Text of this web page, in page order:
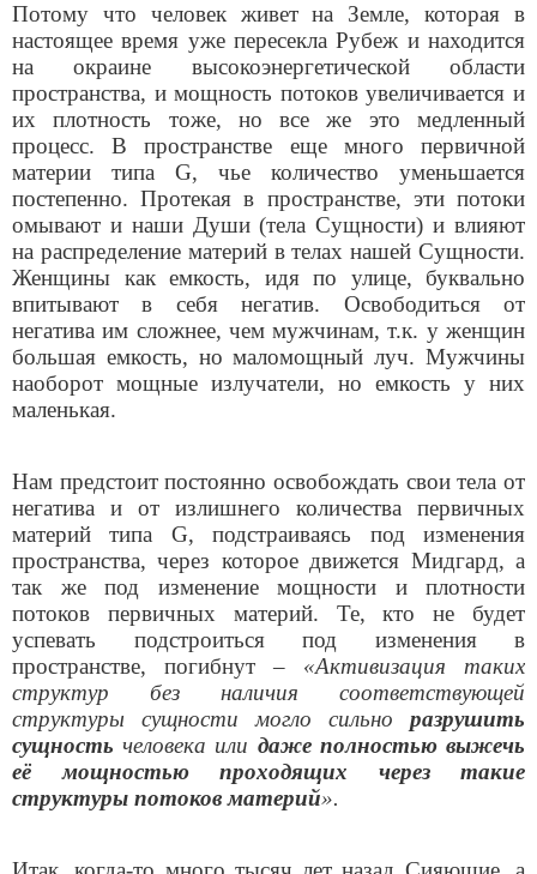
Потому что человек живет на Земле, которая в
настоящее время уже пересекла Рубеж и находится
на окраине высокоэнергетической области
пространства, и мощность потоков увеличивается и
их плотность тоже, но все же это медленный
процесс. В пространстве еще много
первичной
материи типа G, чье количество уменьшается
постепенно. Протекая в пространстве, эти потоки
омывают и наши Души (тела Сущности) и влияют
на распределение материй в телах нашей Сущности.
Женщины как емкость, идя по улице, буквально
впитывают в себя негатив. Освободиться от
негатива им сложнее, чем мужчинам, т.к. у женщин
большая емкость, но маломощный луч. Мужчины
наоборот мощные излучатели, но емкость у них
маленькая.
Нам предстоит постоянно освобождать свои тела от
негатива и от излишнего количества первичных
материй типа G, подстраиваясь под изменения
пространства, через которое движется Мидгард, а
так же под изменение мощности и плотности
потоков первичных материй. Те, кто не будет
успевать подстроиться под изменения в
пространстве, погибнут – «Активизация таких
структур без наличия соответствующей
структуры сущности могло сильно разрушить
сущность человека или даже полностью выжечь
её мощностью проходящих через такие
структуры потоков материй».